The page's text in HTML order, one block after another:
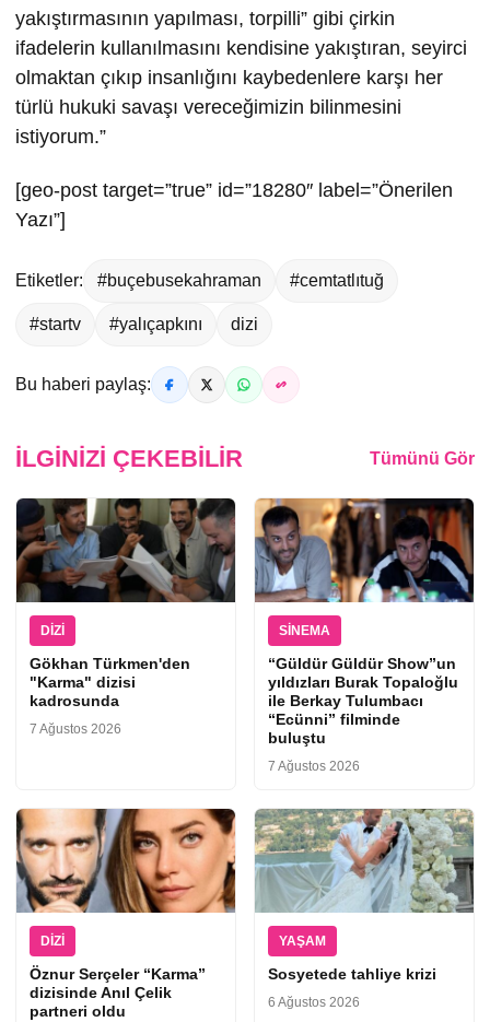
yakıştırmasının yapılması, torpilli” gibi çirkin
ifadelerin kullanılmasını kendisine yakıştıran, seyirci
olmaktan çıkıp insanlığını kaybedenlere karşı her
türlü hukuki savaşı vereceğimizin bilinmesini
istiyorum.”
[geo-post target=”true” id=”18280″ label=”Önerilen
Yazı”]
Etiketler: #buçebusekahraman #cemtatlıtuğ
#startv #yalıçapkını dizi
Bu haberi paylaş:
İLGINIZI ÇEKEBILIR Tümünü Gör
DIZI
Gökhan Türkmen'den
"Karma" dizisi
kadrosunda
7 Ağustos 2026
SINEMA
“Güldür Güldür Show”un
yıldızları Burak Topaloğlu
ile Berkay Tulumbacı
“Ecünni” filminde
buluştu
7 Ağustos 2026
DIZI
Öznur Serçeler “Karma”
dizisinde Anıl Çelik
partneri oldu
YAŞAM
Sosyetede tahliye krizi
6 Ağustos 2026